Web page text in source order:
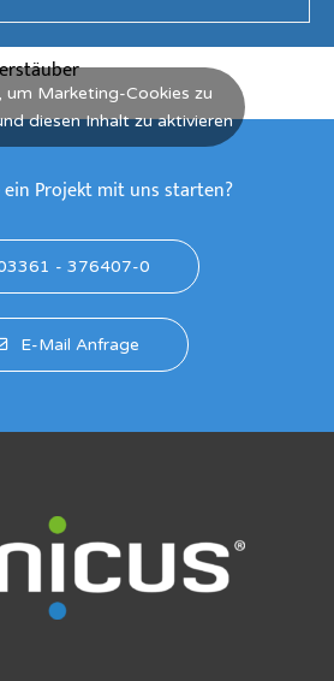
um Marketing-Cookies zu
diesen Inhalt zu aktivieren
Projekt mit uns starten?
- 376407-0
E-Mail Anfrage